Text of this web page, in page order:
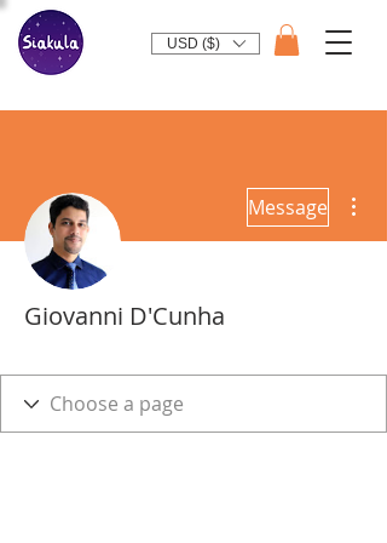
USD ($)
Message
Giovanni D'Cunha